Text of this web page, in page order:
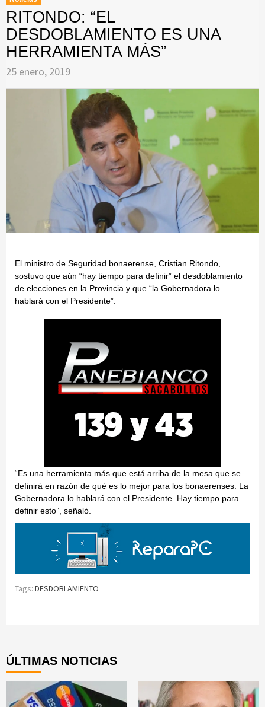
RITONDO: “EL
DESDOBLAMIENTO ES UNA
HERRAMIENTA MÁS”
25 enero, 2019
El ministro de Seguridad bonaerense, Cristian Ritondo,
sostuvo que aún “hay tiempo para definir” el desdoblamiento
de elecciones en la Provincia y que “la Gobernadora lo
hablará con el Presidente”.
“Es una herramienta más que está arriba de la mesa que se
definirá en razón de qué es lo mejor para los bonaerenses. La
Gobernadora lo hablará con el Presidente. Hay tiempo para
definir esto”, señaló.
Tags: DESDOBLAMIENTO
ÚLTIMAS NOTICIAS